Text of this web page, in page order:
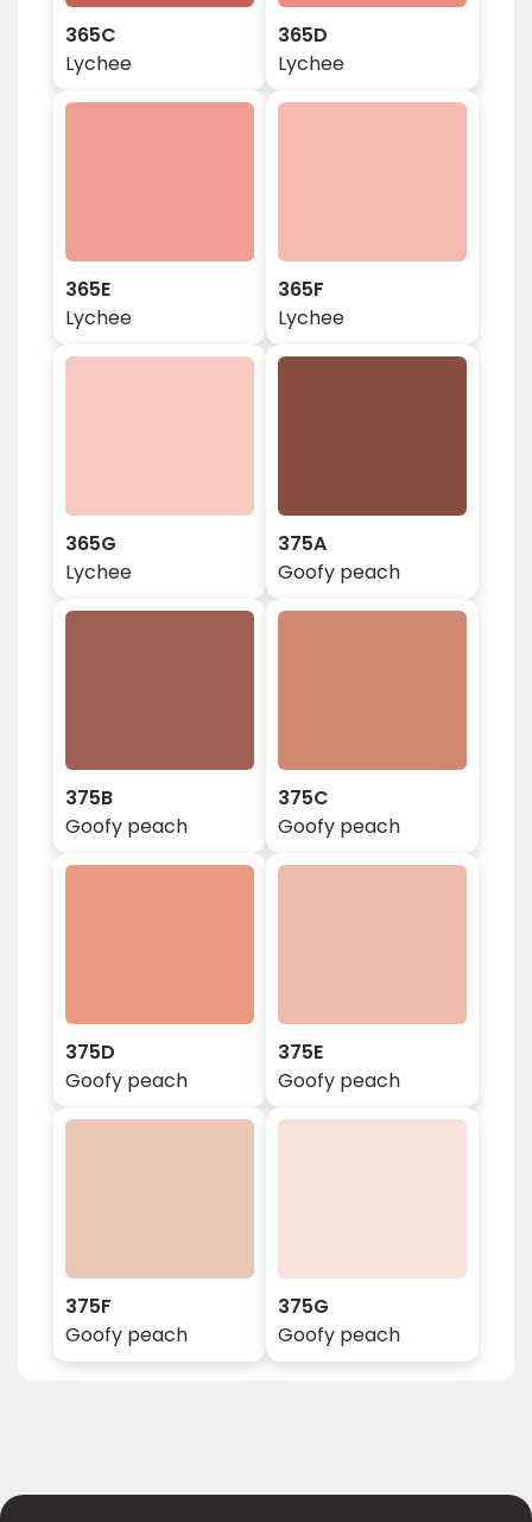
365C
Lychee
365D
Lychee
365E
Lychee
365F
Lychee
365G
Lychee
375A
Goofy peach
375B
Goofy peach
375C
Goofy peach
375D
Goofy peach
375E
Goofy peach
375F
Goofy peach
375G
Goofy peach